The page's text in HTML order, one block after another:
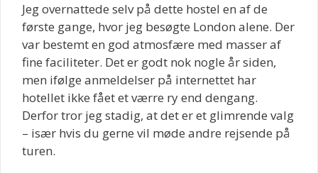
Jeg overnattede selv på dette hostel en af de
første gange, hvor jeg besøgte London alene. Der
var bestemt en god atmosfære med masser af
fine faciliteter. Det er godt nok nogle år siden,
men ifølge anmeldelser på internettet har
hotellet ikke fået et værre ry end dengang.
Derfor tror jeg stadig, at det er et glimrende valg
– især hvis du gerne vil møde andre rejsende på
turen.